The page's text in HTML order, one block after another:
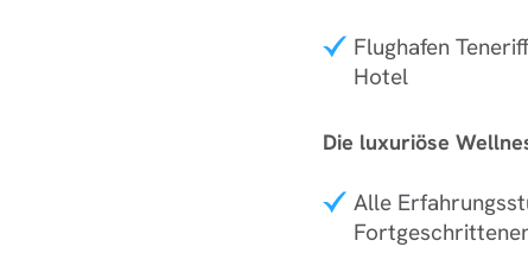
Flughafen
Hotel
Die luxuriöse
Alle